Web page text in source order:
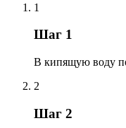
1
Шаг 1
В кипящую воду
2
Шаг 2